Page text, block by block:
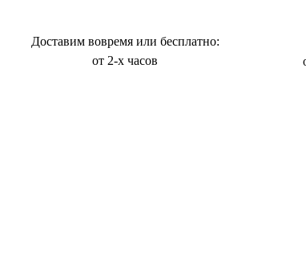
Доставим вовремя или бесплатно:
от 2-х часов